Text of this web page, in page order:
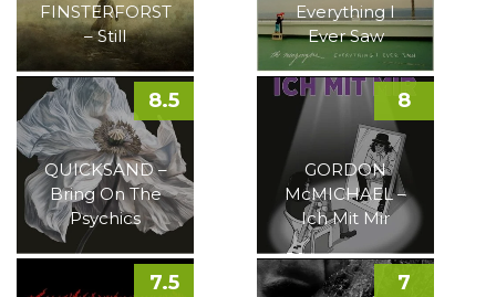
FINSTERFORST
– Still
Everything I
Ever Saw
QUICKSAND –
Bring On The
Psychics
8.5
GORDON
McMICHAEL –
Ich Mit Mir
8
7.5 7